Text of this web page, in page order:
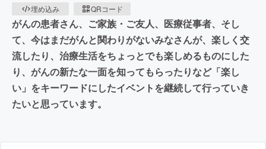
埋め込み
QRコード
がんの患者さん、ご家族・ご友人、医療従事者、そし
て、今はまだがんと関わりがないみなさんが、楽しく交
流したり、治療生活をちょっとでも楽しめるものにした
り、がんの新たな一面を知ってもらったりなど「楽し
い」をキーワードにしたイベントを継続して行っていき
たいと思っています。